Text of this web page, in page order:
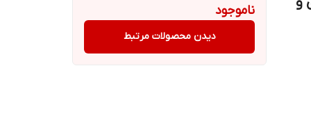
ناموجود
دیدن محصولات مرتبط